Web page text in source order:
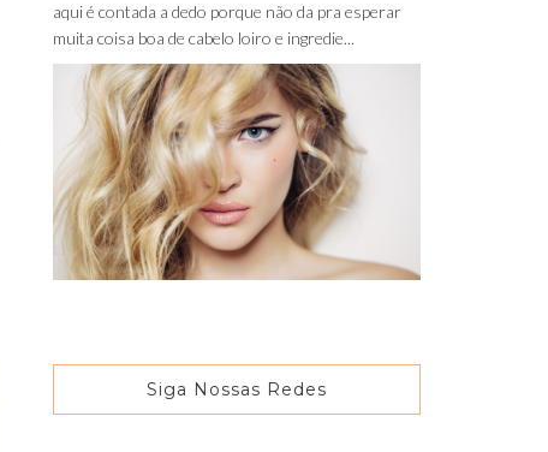
aqui é contada a dedo porque não da pra esperar
muita coisa boa de cabelo loiro e ingredie...
Siga Nossas Redes